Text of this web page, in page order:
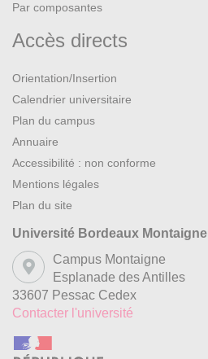
Par composantes
Accès directs
Orientation/Insertion
Calendrier universitaire
Plan du campus
Annuaire
Accessibilité : non conforme
Mentions légales
Plan du site
Université Bordeaux Montaigne
Campus Montaigne
Esplanade des Antilles
33607 Pessac Cedex
Contacter l'université